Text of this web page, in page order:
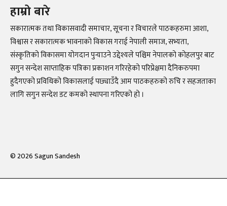
हाम्रो बारे
सकारात्मक तथा विकासवादी समाचार, सूचना र विचारले पाठकहरुमा आशा,
विश्वास र सकारात्मक भावनाको विकास गराई नेपाली समाज, सभ्यता,
संस्कृतिको विकासमा योगदान पुर्‍याउने उद्देश्यले पश्चिम नेपालको कोहलपुर बाट
सगुन सन्देश साप्ताहिक पत्रिका प्रकाशन गरिरहेको परिप्रेक्षमा दैनिकरुपमा
हुदैगएको प्रविधिको विकासलाई पछ्याउँदै आम पाठकहरुको रुचि र सहजताका
लागि सगुन सन्देश डट कमको स्थापना गरिएको हो ।
©2026Sagun Sandesh